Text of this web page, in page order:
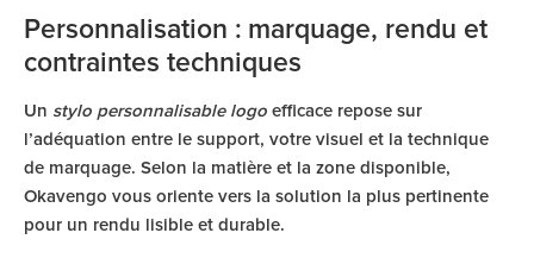
Personnalisation : marquage, rendu et
contraintes techniques
Un stylo personnalisable logo efficace repose sur
l’adéquation entre le support, votre visuel et la technique
de marquage. Selon la matière et la zone disponible,
Okavengo vous oriente vers la solution la plus pertinente
pour un rendu lisible et durable.